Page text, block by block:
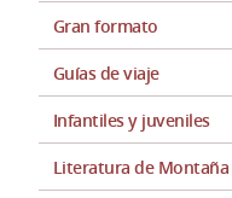
Gran formato
Guías de viaje
Infantiles y juveniles
Literatura de Montaña